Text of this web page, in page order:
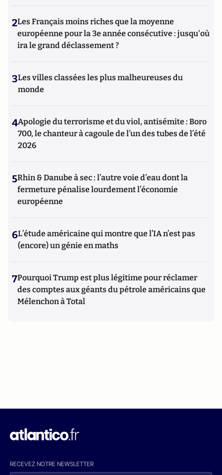
2Les Français moins riches que la moyenne
européenne pour la 3e année consécutive : jusqu'où
ira le grand déclassement ?
3Les villes classées les plus malheureuses du
monde
4Apologie du terrorisme et du viol, antisémite : Boro
700, le chanteur à cagoule de l’un des tubes de l’été
2026
5Rhin & Danube à sec : l’autre voie d’eau dont la
fermeture pénalise lourdement l’économie
européenne
6L’étude américaine qui montre que l’IA n’est pas
(encore) un génie en maths
7Pourquoi Trump est plus légitime pour réclamer
des comptes aux géants du pétrole américains que
Mélenchon à Total
RECEVEZ NOTRE NEWSLETTER